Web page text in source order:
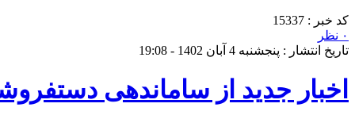
کد خبر : 15337
۰ نظر
تاریخ انتشار : پنجشنبه 4 آبان 1402 - 19:08
اخبار جدید از ساماندهی